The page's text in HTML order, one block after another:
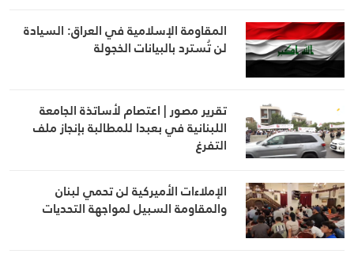
المقاومة الإسلامية في العراق: السيادة
لن تُسترد بالبيانات الخجولة
تقرير مصور | اعتصام لأساتذة الجامعة
اللبنانية في بعبدا للمطالبة بإنجاز ملف
التفرغ
الإملاءات الأميركية لن تحمي لبنان
والمقاومة السبيل لمواجهة التحديات